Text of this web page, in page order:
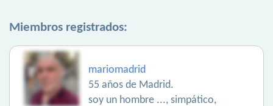
Miembros registrados:
mariomadrid
55 años de Madrid.
soy un hombre ..., simpático,